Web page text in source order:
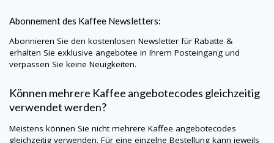
Abonnement des Kaffee Newsletters:
Abonnieren Sie den kostenlosen Newsletter für Rabatte &
erhalten Sie exklusive angebotee in Ihrem Posteingang und
verpassen Sie keine Neuigkeiten.
Können mehrere Kaffee angebotecodes gleichzeitig
verwendet werden?
Meistens können Sie nicht mehrere Kaffee angebotecodes
gleichzeitig verwenden. Für eine einzelne Bestellung kann jeweils